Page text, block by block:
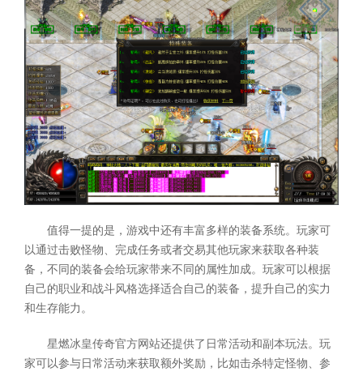
值得一提的是，游戏中还有丰富多样的装备系统。玩家可
以通过击败怪物、完成任务或者交易其他玩家来获取各种装
备，不同的装备会给玩家带来不同的属性加成。玩家可以根据
自己的职业和战斗风格选择适合自己的装备，提升自己的实力
和生存能力。
星燃冰皇传奇官方网站还提供了日常活动和副本玩法。玩
家可以参与日常活动来获取额外奖励，比如击杀特定怪物、参